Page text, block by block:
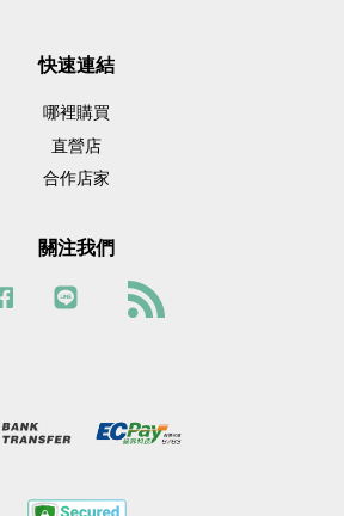
快速連結
哪裡購買
直營店
合作店家
關注我們
Facebook